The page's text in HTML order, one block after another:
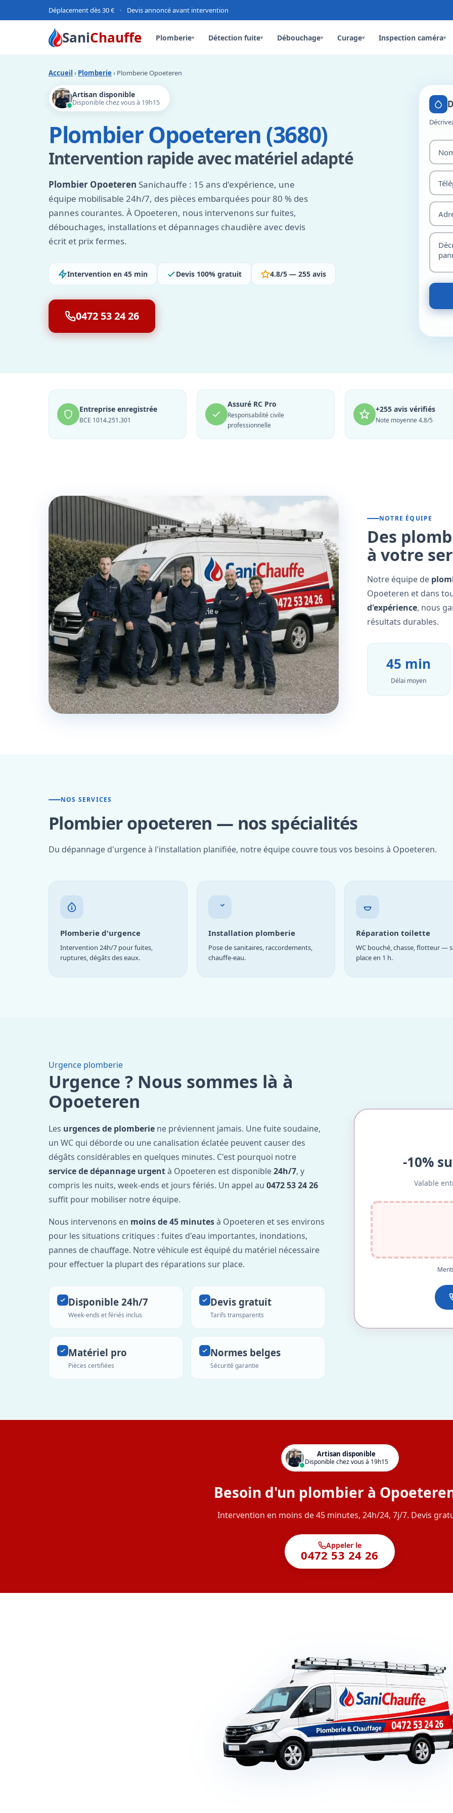
Déplacement dès 30 € • Devis annoncé avant intervention
SaniChauffe Plomberie▾ Détection fuite▾ Débouchage▾ Curage▾ Inspection caméra▾
Accueil › Plomberie › Plomberie Opoeteren
Artisan disponible
Disponible chez vous à 19h15
Plombier Opoeteren (3680)
Intervention rapide avec matériel adapté
Plombier Opoeteren Sanichauffe : 15 ans d'expérience, une
équipe mobilisable 24h/7, des pièces embarquées pour 80 % des
pannes courantes. À Opoeteren, nous intervenons sur fuites,
débouchages, installations et dépannages chaudière avec devis
écrit et prix fermes.
Intervention en 45 min Devis 100% gratuit 4.8/5 — 255 avis
0472 53 24 26
Entreprise enregistrée
BCE 1014.251.301
Assuré RC Pro
Responsabilité civile
professionnelle
+255 avis vérifiés
Note moyenne 4.8/5
NOTRE ÉQUIPE
Des
à votre
Notre équipe de
Opoeteren et dans
d'expérience, nous
résultats durables.
45 min
Délai moyen
NOS SERVICES
Plombier opoeteren — nos spécialités
Du dépannage d'urgence à l'installation planifiée, notre équipe couvre tous vos besoins à Opoeteren.
Plomberie d'urgence
Intervention 24h/7 pour fuites,
ruptures, dégâts des eaux.
Installation plomberie
Pose de sanitaires, raccordements,
chauffe-eau.
Réparation toilette
WC bouché, chasse, flotteur —
place en 1 h.
Urgence plomberie
Urgence ? Nous sommes là à
Opoeteren
Les urgences de plomberie ne préviennent jamais. Une fuite soudaine,
un WC qui déborde ou une canalisation éclatée peuvent causer des
dégâts considérables en quelques minutes. C'est pourquoi notre
service de dépannage urgentà Opoeteren est disponible24h/7, y
compris les nuits, week-ends et jours fériés. Un appel au 0472 53 24 26
suffit pour mobiliser notre équipe.
Nous intervenons en moins de 45 minutesà Opoeteren et ses environs
pour les situations critiques : fuites d'eau importantes, inondations,
pannes de chauffage. Notre véhicule est équipé du matériel nécessaire
pour effectuer la plupart des réparations sur place.
Disponible 24h/7
Week-ends et fériés inclus
Devis gratuit
Tarifs transparents
Matériel pro
Pièces certifiées
Normes belges
Sécurité garantie
-10%
Valable
Artisan disponible
Disponible chez vous à 19h15
Besoin d'un plombier à
Intervention en moins de 45 minutes, 24h/24, 7j/7. Devis
Appeler le
0472 53 24 26